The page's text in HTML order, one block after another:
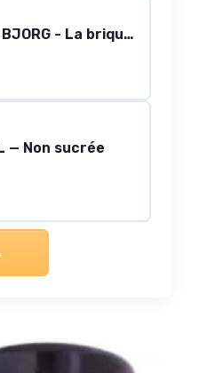
Boisson Végétale bio Lait d'amande intense BJORG - La brique de 1L Lot De 4 - Par Lot
— Non sucrée